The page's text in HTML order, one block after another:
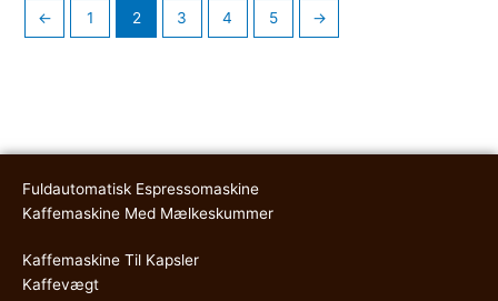
← 1 2 3 4 5 →
Fuldautomatisk Espressomaskine
Kaffemaskine Med Mælkeskummer
Kaffemaskine Til Kapsler
Kaffevægt